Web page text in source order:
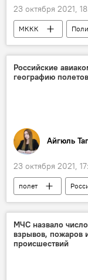
23 октября 2021,
МККК
Карабах
Российские
географию
Айгюль
23 октября 2021,
полет
Разрешения
Азербайджан
МЧС назвало
взрывов, пожаров
происшествий